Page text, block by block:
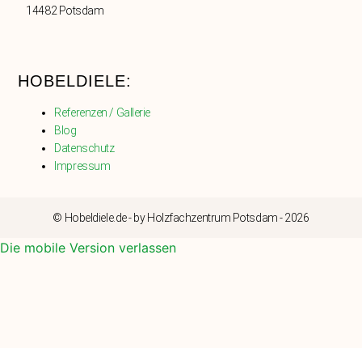
14482 Potsdam
HOBELDIELE:
Referenzen / Gallerie
Blog
Datenschutz
Impressum
© Hobeldiele.de - by Holzfachzentrum Potsdam - 2026
Die mobile Version verlassen